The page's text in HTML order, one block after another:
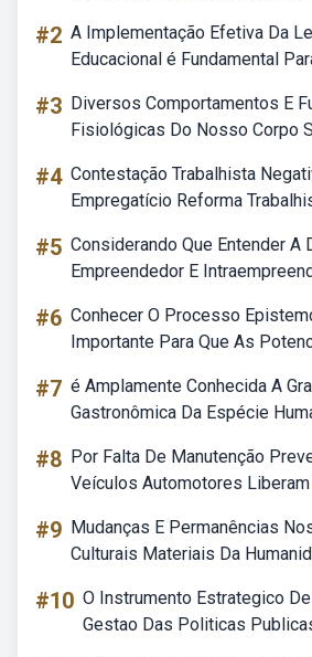
#2 A Implementação Efetiva Da
Educacional é Fundamental
#3 Diversos Comportamentos E
Fisiológicas Do Nosso Corpo
#4 Contestação Trabalhista
Empregatício Reforma
#5 Considerando Que Entender A
Empreendedor E
#6 Conhecer O Processo
Importante Para Que As
#7 é Amplamente Conhecida A
Gastronômica Da Espécie
#8 Por Falta De Manutenção
Veículos Automotores
#9 Mudanças E Permanências
Culturais Materiais Da
#10 O Instrumento Estrategico
Gestao Das Politicas